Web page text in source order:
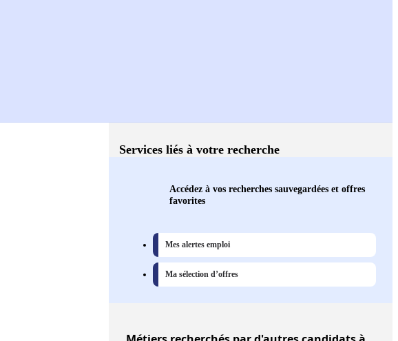
Services liés à votre recherche
Accédez à vos recherches sauvegardées et offres
favorites
Mes alertes emploi
Ma sélection d’offres